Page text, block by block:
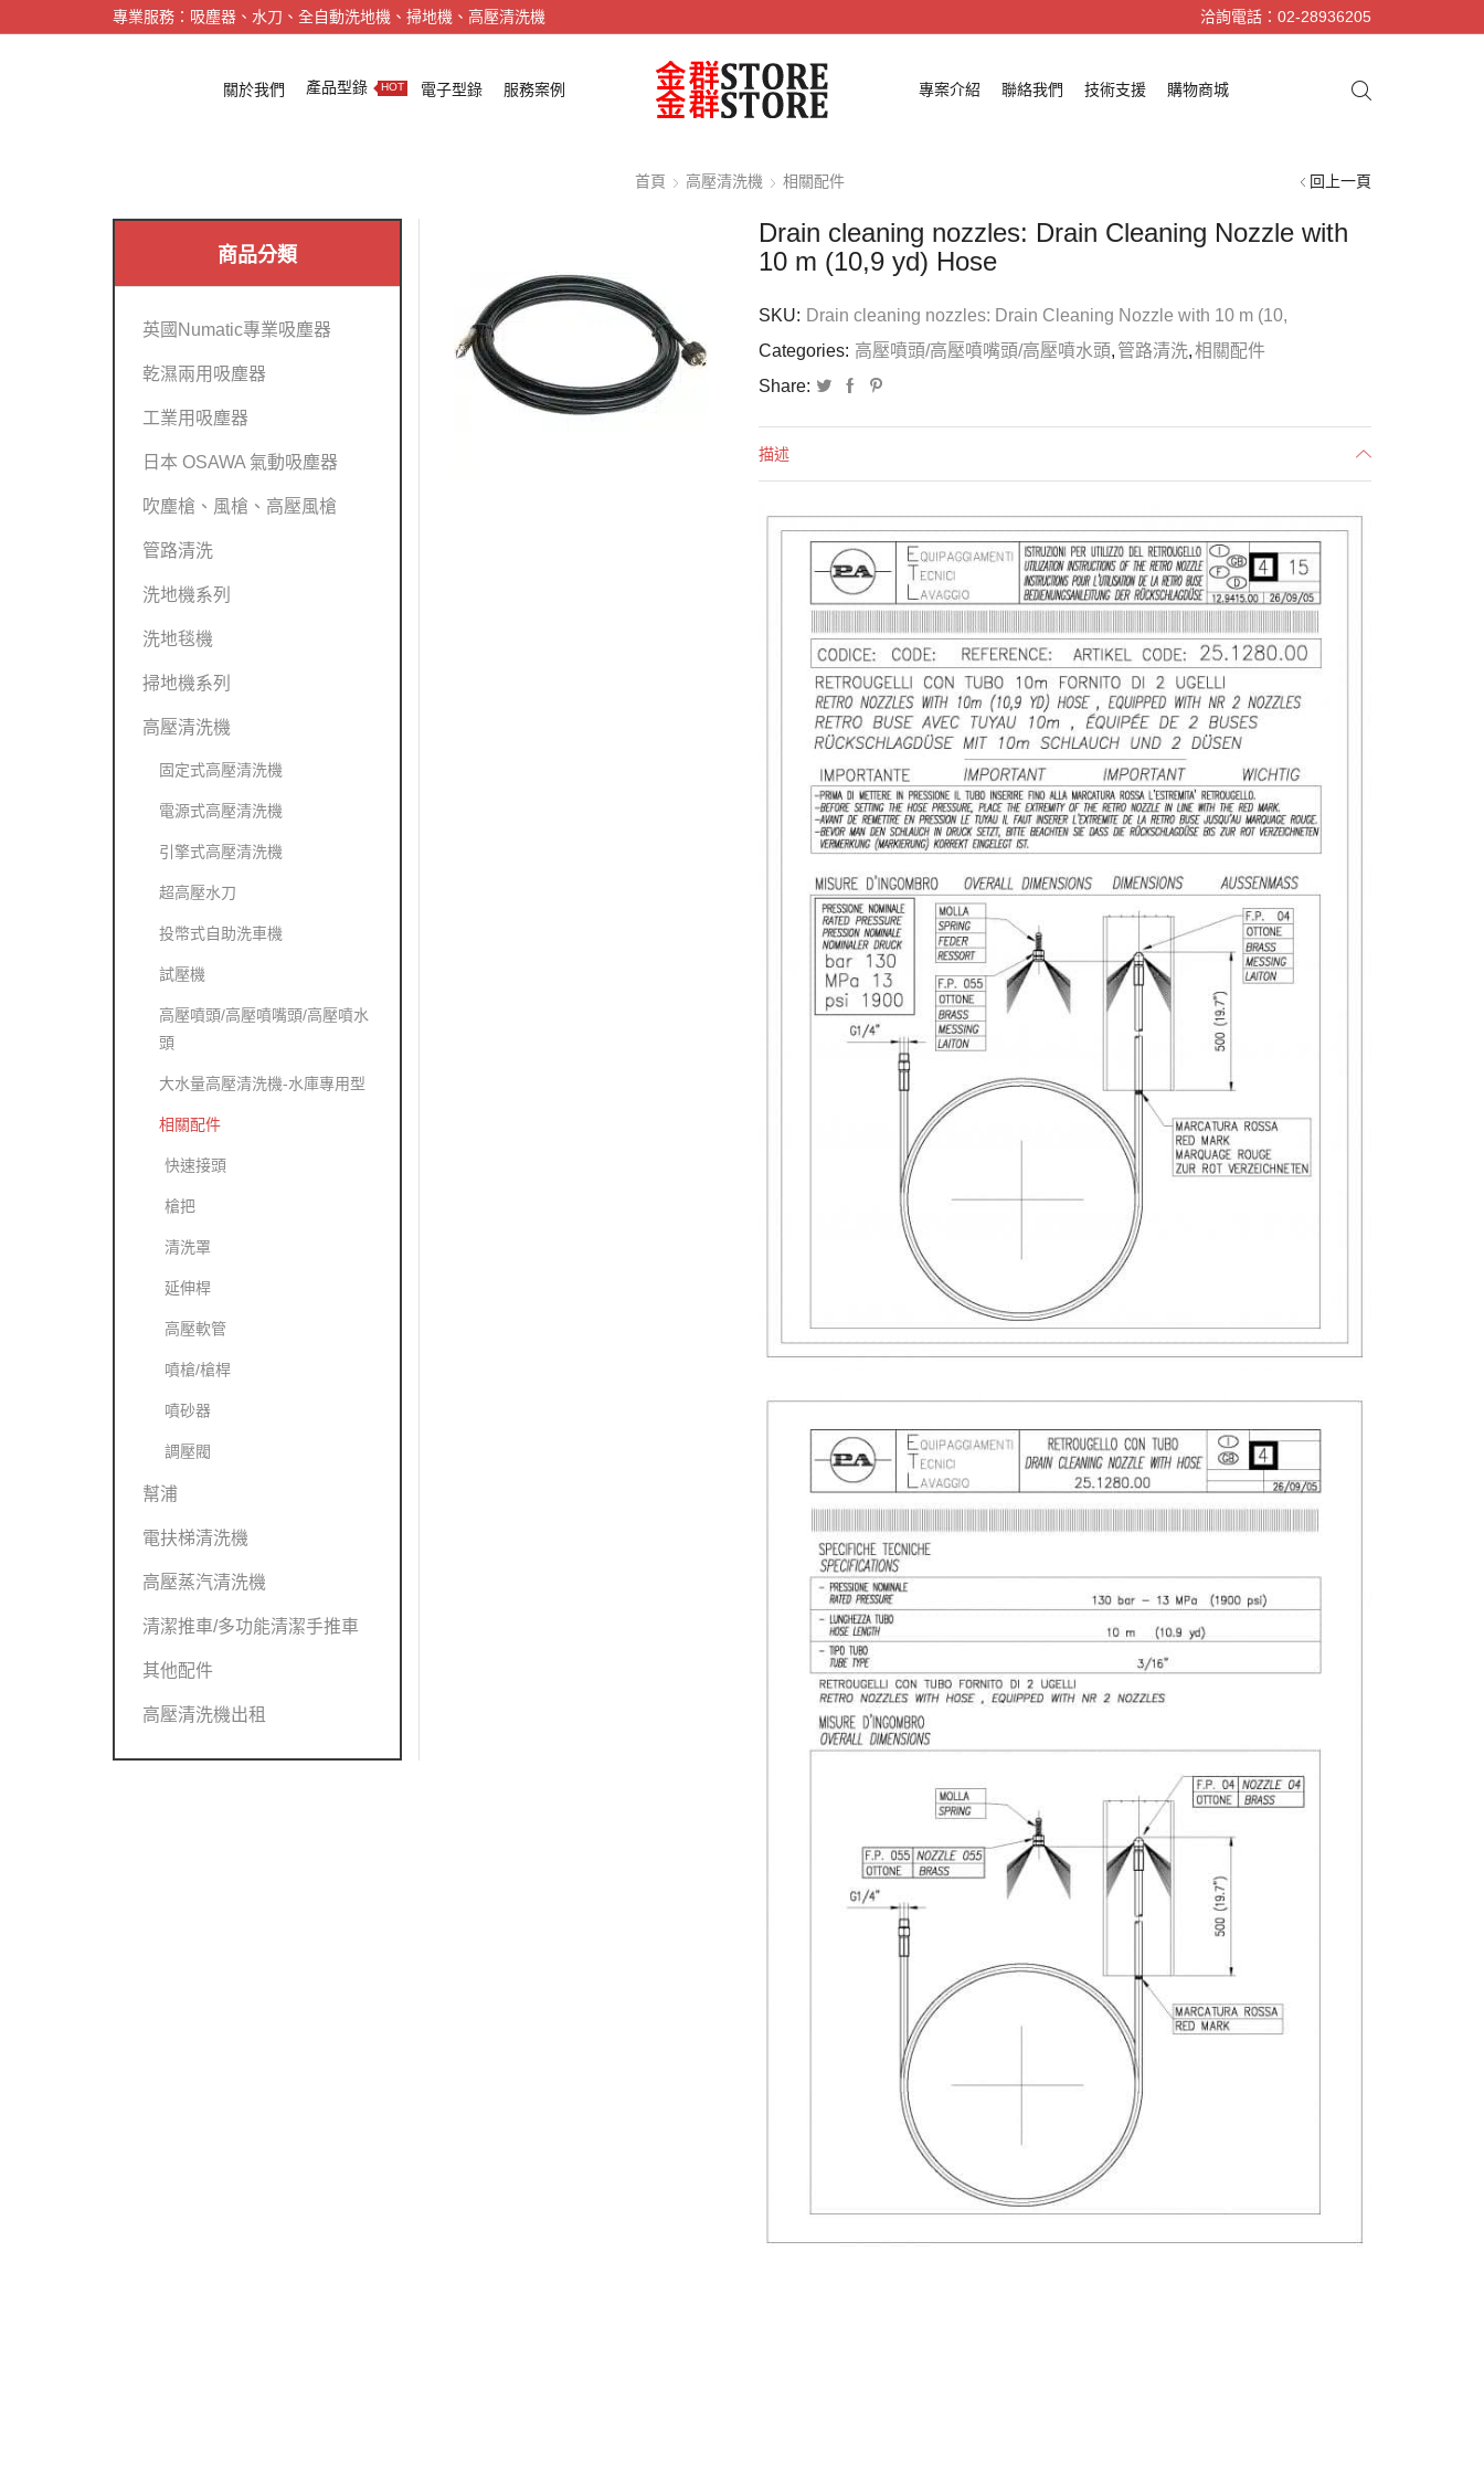
專業服務：吸塵器、水刀、全自動洗地機、掃地機、高壓清洗機 洽詢電話：02-28936205
關於我們 產品型錄 HOT 電子型錄 服務案例 專案介紹 聯絡我們 技術支援 購物商城
首頁 高壓清洗機 相關配件 回上一頁
Drain cleaning nozzles: Drain Cleaning Nozzle with
10 m (10,9 yd) Hose
SKU: Drain cleaning nozzles: Drain Cleaning Nozzle with 10 m (10,
Categories: 高壓噴頭/高壓噴嘴頭/高壓噴水頭, 管路清洗,相關配件
Share:
描述
商品分類
英國Numatic專業吸塵器
乾濕兩用吸塵器
工業用吸塵器
日本 OSAWA 氣動吸塵器
吹塵槍、風槍、高壓風槍
管路清洗
洗地機系列
洗地毯機
掃地機系列
高壓清洗機
固定式高壓清洗機
電源式高壓清洗機
引擎式高壓清洗機
超高壓水刀
投幣式自助洗車機
試壓機
高壓噴頭/高壓噴嘴頭/高壓噴水
頭
大水量高壓清洗機-水庫專用型
相關配件
快速接頭
槍把
清洗罩
延伸桿
高壓軟管
噴槍/槍桿
噴砂器
調壓閥
幫浦
電扶梯清洗機
高壓蒸汽清洗機
清潔推車/多功能清潔手推車
其他配件
高壓清洗機出租